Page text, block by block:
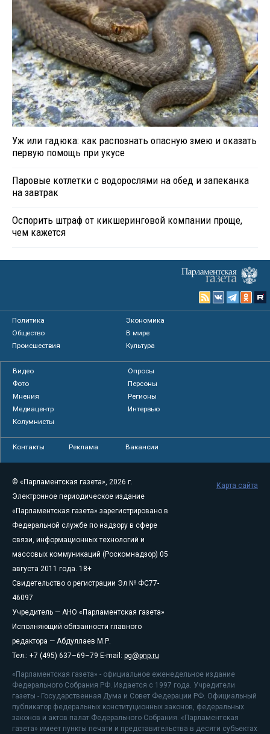
Уж или гадюка: как распознать опасную змею и оказать
первую помощь при укусе
Паровые котлетки с водорослями на обед и запеканка
на завтрак
Оспорить штраф от кикшеринговой компании проще,
чем кажется
Политика
Экономика
Общество
В мире
Происшествия
Культура
Видео
Опросы
Фото
Персоны
Мнения
Регионы
Медиацентр
Интервью
Колумнисты
Контакты Реклама Вакансии
© «Парламентская газета», 2026 г.
Электронное периодическое издание
«Парламентская газета» зарегистрировано в
Федеральной службе по надзору в сфере
связи, информационных технологий и
массовых коммуникаций (Роскомнадзор) 05
августа 2011 года. 18+
Свидетельство о регистрации Эл № ФС77-
46097
Учредитель — АНО «Парламентская газета»
Исполняющий обязанности главного
редактора — Абдуллаев М.Р.
Тел.: +7 (495) 637–69–79 E-mail: pg@pnp.ru
«Парламентская газета» - официальное еженедельное издание
Федерального Собрания РФ. Издается с 1997 года. Учредители
газеты - Государственная Дума и Совет Федерации РФ. Официальный
публикатор федеральных конституционных законов, федеральных
законов и актов палат Федерального Собрания. «Парламентская
газета» имеет пункты печати и представительства в десяти субъектах
Карта сайта